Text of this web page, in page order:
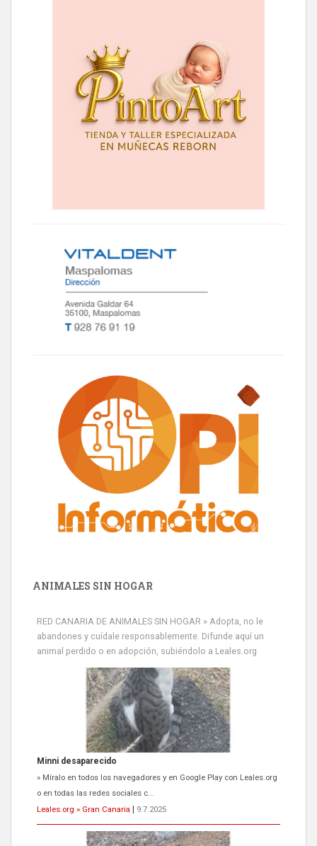
ANIMALES SIN HOGAR
RED CANARIA DE ANIMALES SIN HOGAR » Adopta, no le
abandones y cuídale responsablemente. Difunde aquí un
animal perdido o en adopción, subiéndolo a Leales.org
Siami Perdida
Se llama Siami,es hembra de 4 años,esterilizada con marca de
oreja,cariñosa,mimosa pero miedosa,e...
Leales.org » Gran Canaria
9.7.2025